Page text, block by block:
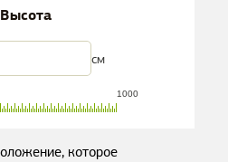
Высота
см
1000
которое